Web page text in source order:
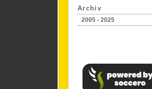
Archiv
2005 - 2025